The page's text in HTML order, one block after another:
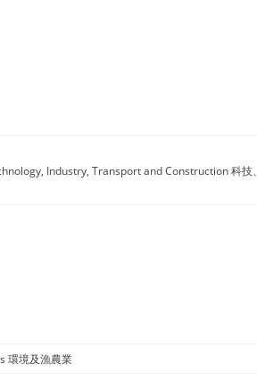
Industry, Transport and Construction 科技、
環境及漁農業